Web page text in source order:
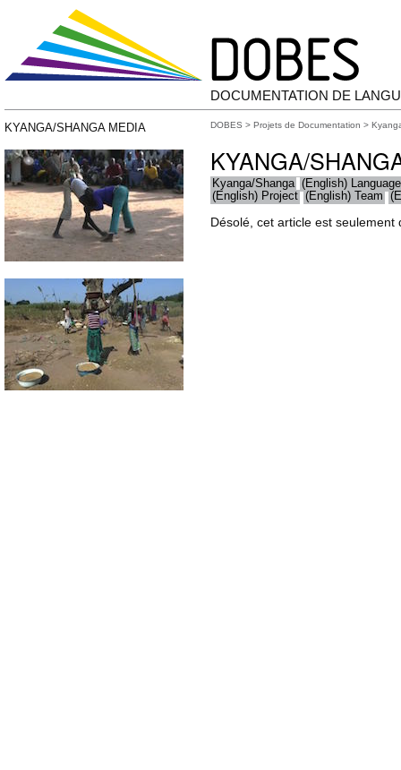
DOCUMENTATION DE
KYANGA/SHANGA MEDIA DOBES > Projets de Documentation >
KYANGA/
Kyanga/Shanga (English)
(English) Project (English) Team
Désolé, cet article est